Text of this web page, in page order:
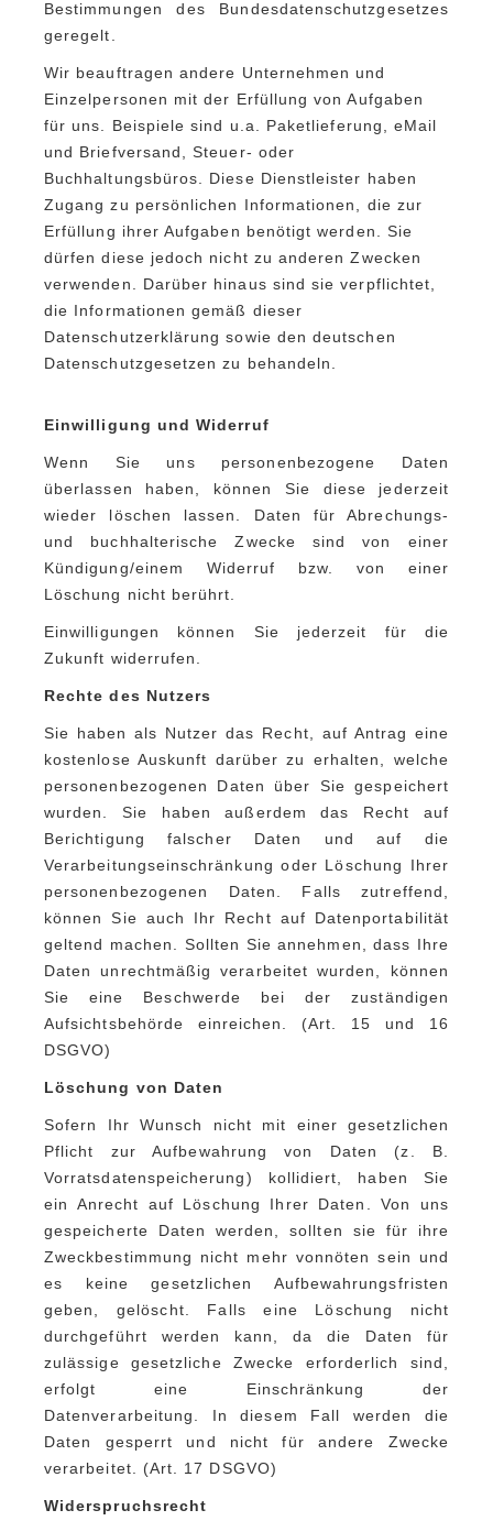
Bestimmungen des Bundesdatenschutzgesetzes
geregelt.
Wir beauftragen andere Unternehmen und
Einzelpersonen mit der Erfüllung von Aufgaben
für uns. Beispiele sind u.a. Paketlieferung, eMail
und Briefversand, Steuer- oder
Buchhaltungsbüros. Diese Dienstleister haben
Zugang zu persönlichen Informationen, die zur
Erfüllung ihrer Aufgaben benötigt werden. Sie
dürfen diese jedoch nicht zu anderen Zwecken
verwenden. Darüber hinaus sind sie verpflichtet,
die Informationen gemäß dieser
Datenschutzerklärung sowie den deutschen
Datenschutzgesetzen zu behandeln.
Einwilligung und Widerruf
Wenn Sie uns personenbezogene Daten
überlassen haben, können Sie diese jederzeit
wieder löschen lassen. Daten für Abrechungs-
und buchhalterische Zwecke sind von einer
Kündigung/einem Widerruf bzw. von einer
Löschung nicht berührt.
Einwilligungen können Sie jederzeit für die
Zukunft widerrufen.
Rechte des Nutzers
Sie haben als Nutzer das Recht, auf Antrag eine
kostenlose Auskunft darüber zu erhalten, welche
personenbezogenen Daten über Sie gespeichert
wurden. Sie haben außerdem das Recht auf
Berichtigung falscher Daten und auf die
Verarbeitungseinschränkung oder Löschung Ihrer
personenbezogenen Daten. Falls zutreffend,
können Sie auch Ihr Recht auf Datenportabilität
geltend machen. Sollten Sie annehmen, dass Ihre
Daten unrechtmäßig verarbeitet wurden, können
Sie eine Beschwerde bei der zuständigen
Aufsichtsbehörde einreichen. (Art. 15 und 16
DSGVO)
Löschung von Daten
Sofern Ihr Wunsch nicht mit einer gesetzlichen
Pflicht zur Aufbewahrung von Daten (z. B.
Vorratsdatenspeicherung) kollidiert, haben Sie
ein Anrecht auf Löschung Ihrer Daten. Von uns
gespeicherte Daten werden, sollten sie für ihre
Zweckbestimmung nicht mehr vonnöten sein und
es keine gesetzlichen Aufbewahrungsfristen
geben, gelöscht. Falls eine Löschung nicht
durchgeführt werden kann, da die Daten für
zulässige gesetzliche Zwecke erforderlich sind,
erfolgt eine Einschränkung der
Datenverarbeitung. In diesem Fall werden die
Daten gesperrt und nicht für andere Zwecke
verarbeitet. (Art. 17 DSGVO)
Widerspruchsrecht